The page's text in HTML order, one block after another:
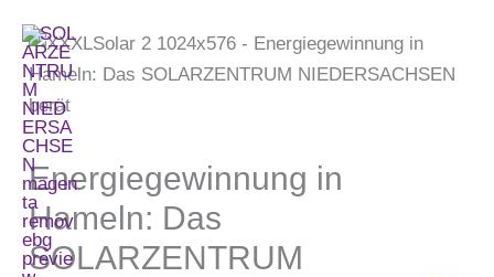
Inhalt
springen
Energiegewinnung in
Hameln: Das
SOLARZENTRUM